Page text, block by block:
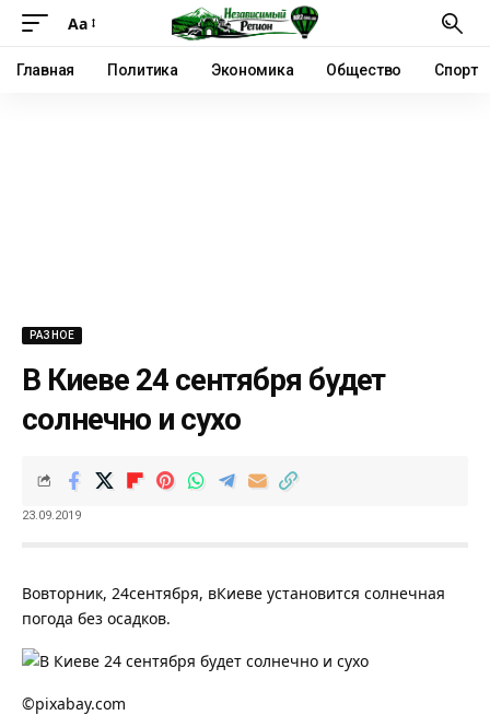
Аа
Главная Политика Экономика Общество Спорт
РАЗНОЕ
В Киеве 24 сентября будет
солнечно и сухо
23.09.2019
Вовторник, 24сентября, вКиеве установится солнечная
погода без осадков.
©pixabay.com